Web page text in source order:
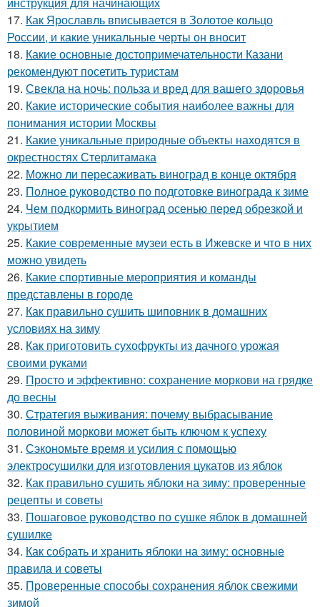
17. Как Ярославль вписывается в Золотое кольцо
России, и какие уникальные черты он вносит
18. Какие основные достопримечательности Казани
рекомендуют посетить туристам
19. Свекла на ночь: польза и вред для вашего здоровья
20. Какие исторические события наиболее важны для
понимания истории Москвы
21. Какие уникальные природные объекты находятся в
окрестностях Стерлитамака
22. Можно ли пересаживать виноград в конце октября
23. Полное руководство по подготовке винограда к зиме
24. Чем подкормить виноград осенью перед обрезкой и
укрытием
25. Какие современные музеи есть в Ижевске и что в них
можно увидеть
26. Какие спортивные мероприятия и команды
представлены в городе
27. Как правильно сушить шиповник в домашних
условиях на зиму
28. Как приготовить сухофрукты из дачного урожая
своими руками
29. Просто и эффективно: сохранение моркови на грядке
до весны
30. Стратегия выживания: почему выбрасывание
половиной моркови может быть ключом к успеху
31. Сэкономьте время и усилия с помощью
электросушилки для изготовления цукатов из яблок
32. Как правильно сушить яблоки на зиму: проверенные
рецепты и советы
33. Пошаговое руководство по сушке яблок в домашней
сушилке
34. Как собрать и хранить яблоки на зиму: основные
правила и советы
35. Проверенные способы сохранения яблок свежими
зимой